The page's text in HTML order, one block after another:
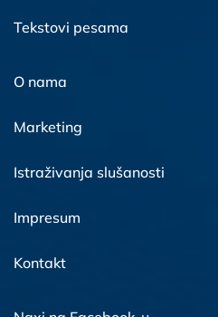
Tekstovi pesama
O nama
Marketing
Istraživanja slušanosti
Impresum
Kontakt